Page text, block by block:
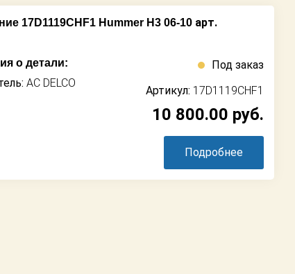
17D1119CHF1 Hummer H3 06-10 арт.
о детали:
AC DELCO
Под заказ
Артикул: 17D1119CHF1
10 800.00 руб.
Подробнее